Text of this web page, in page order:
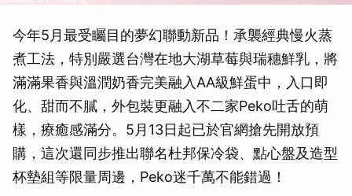
今年5月最受矚目的夢幻聯動新品！承襲經典慢火蒸
煮工法，特別嚴選台灣在地大湖草莓與瑞穗鮮乳，將
滿滿果香與溫潤奶香完美融入AA級鮮蛋中，入口即
化、甜而不膩，外包裝更融入不二家Peko吐舌的萌
樣，療癒感滿分。5月13日起已於官網搶先開放預
購，這次還同步推出聯名杜邦保冷袋、點心盤及造型
杯墊組等限量周邊，Peko迷千萬不能錯過！